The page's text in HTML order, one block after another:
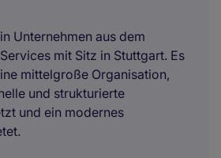
Unternehmen aus dem
mit Sitz in Stuttgart. Es
mittelgroße Organisation,
und strukturierte
und ein modernes